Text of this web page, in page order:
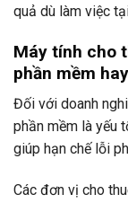
quả dù làm việc
Máy tính cho
phần mềm
Đối với doanh
phần mềm là yếu
giúp hạn chế lỗi
Các đơn vị cho